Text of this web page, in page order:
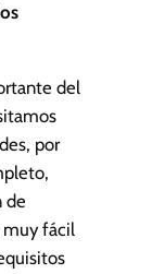
del
por
de
muy fácil